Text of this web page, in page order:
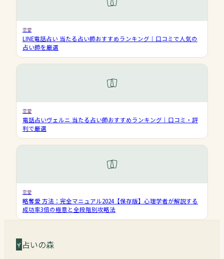
恋愛
LINE電話占い 当たる占い師おすすめランキング｜口コミで人気の
占い師を厳選
恋愛
電話占いヴェルニ 当たる占い師おすすめランキング｜口コミ・評
判で厳選
恋愛
略奪愛 方法：完全マニュアル2024【保存版】心理学者が解説する
成功率3倍の極意と全段階別攻略法
占いの森